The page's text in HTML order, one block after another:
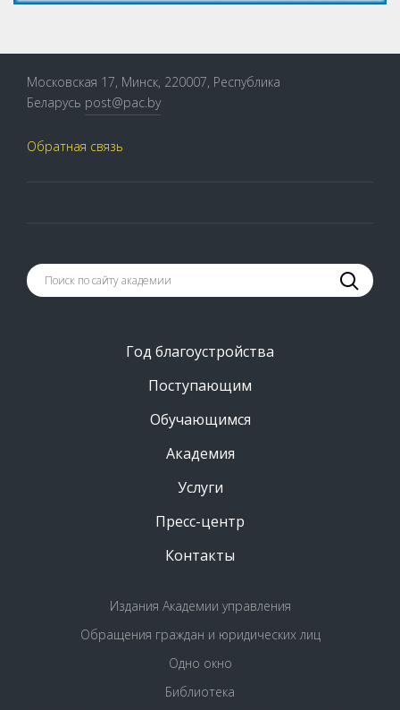
Московская 17, Минск, 220007, Республика
Беларусь post@pac.by
Обратная связь
Год благоустройства
Поступающим
Обучающимся
Академия
Услуги
Пресс-центр
Контакты
Издания Академии управления
Обращения граждан и юридических лиц
Одно окно
Библиотека